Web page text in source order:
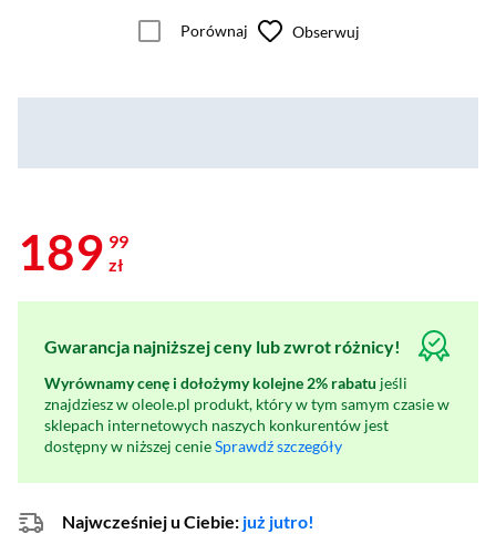
Porównaj Obserwuj
189 99
zł
Gwarancja najniższej ceny lub zwrot różnicy!
Wyrównamy cenę i dołożymy kolejne 2% rabatu jeśli
znajdziesz w oleole.pl produkt, który w tym samym czasie w
sklepach internetowych naszych konkurentów jest
dostępny w niższej cenieSprawdź szczegóły
Najwcześniej u Ciebie: już jutro!